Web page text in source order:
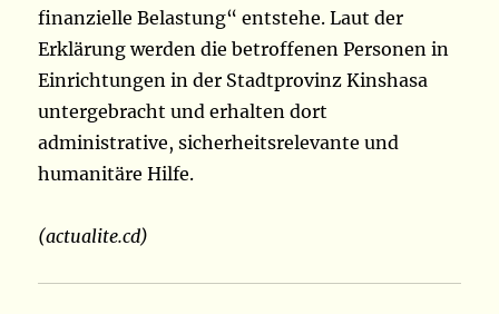
finanzielle Belastung“ entstehe. Laut der
Erklärung werden die betroffenen Personen in
Einrichtungen in der Stadtprovinz Kinshasa
untergebracht und erhalten dort
administrative, sicherheitsrelevante und
humanitäre Hilfe.
(actualite.cd)